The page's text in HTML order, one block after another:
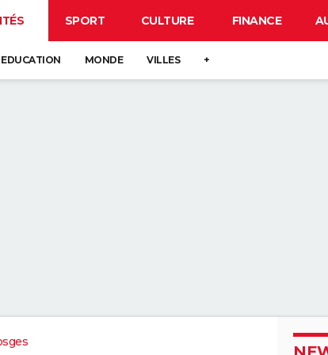
SPORT CULTURE FINANCE
EDUCATION MONDE VILLES +